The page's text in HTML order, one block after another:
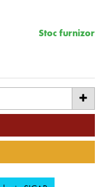
Stoc furnizor